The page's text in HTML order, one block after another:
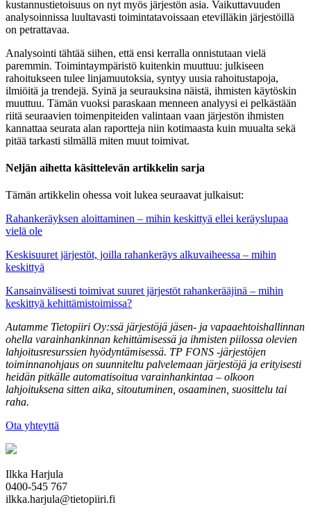
kustannustietoisuus on nyt myös järjestön asia. Vaikuttavuuden
analysoinnissa luultavasti toimintatavoissaan etevilläkin järjestöillä
on petrattavaa.
Analysointi tähtää siihen, että ensi kerralla onnistutaan vielä
paremmin. Toimintaympäristö kuitenkin muuttuu: julkiseen
rahoitukseen tulee linjamuutoksia, syntyy uusia rahoitustapoja,
ilmiöitä ja trendejä. Syinä ja seurauksina näistä, ihmisten käytöskin
muuttuu. Tämän vuoksi paraskaan menneen analyysi ei pelkästään
riitä seuraavien toimenpiteiden valintaan vaan järjestön ihmisten
kannattaa seurata alan raportteja niin kotimaasta kuin muualta sekä
pitää tarkasti silmällä miten muut toimivat.
Neljän aihetta käsittelevän artikkelin sarja
Tämän artikkelin ohessa voit lukea seuraavat julkaisut:
Rahankeräyksen aloittaminen – mihin keskittyä ellei keräyslupaa
vielä ole
Keskisuuret järjestöt, joilla rahankeräys alkuvaiheessa – mihin
keskittyä
Kansainvälisesti toimivat suuret järjestöt rahankerääjinä – mihin
keskittyä kehittämistoimissa?
Autamme Tietopiiri Oy:ssä järjestöjä jäsen- ja vapaaehtoishallinnan
ohella varainhankinnan kehittämisessä ja ihmisten piilossa olevien
lahjoitusresurssien hyödyntämisessä. TP FONS -järjestöjen
toiminnanohjaus on suunniteltu palvelemaan järjestöjä ja erityisesti
heidän pitkälle automatisoitua varainhankintaa – olkoon
lahjoituksena sitten aika, sitoutuminen, osaaminen, suosittelu tai
raha.
Ota yhteyttä
Ilkka Harjula
0400-545 767
ilkka.harjula@tietopiiri.fi